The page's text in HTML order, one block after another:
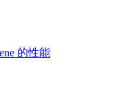
的性能